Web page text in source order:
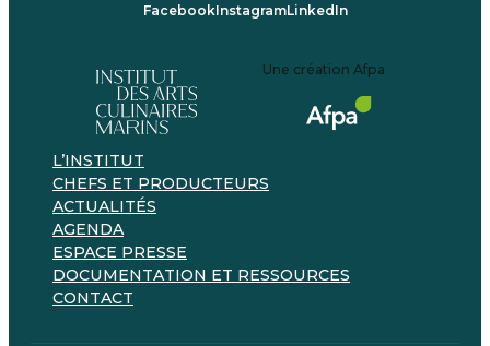
FacebookInstagramLinkedIn
Une création Afpa
L’INSTITUT
CHEFS ET PRODUCTEURS
ACTUALITÉS
AGENDA
ESPACE PRESSE
DOCUMENTATION ET RESSOURCES
CONTACT